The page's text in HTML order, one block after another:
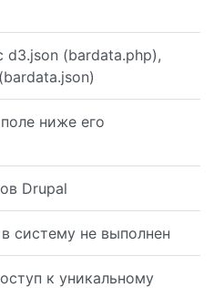
d3.json (bardata.php),
ниже его
Drupal
систему не выполнен
к уникальному